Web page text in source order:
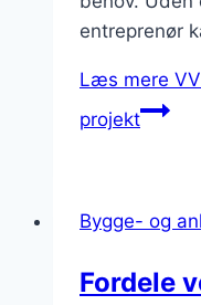
entreprenør
Læs mere
projekt
Bygge- og
Fordele